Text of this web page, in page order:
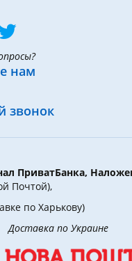
нам
звонок
ПриватБанка,
Почтой),
по Харькову)
Доставка по Украине